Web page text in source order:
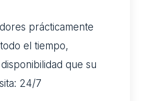
prácticamente
el tiempo,
que su
24/7